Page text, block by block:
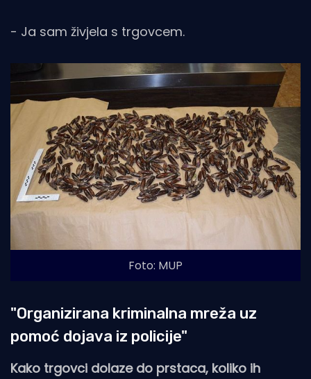
- Ja sam živjela s trgovcem.
Foto: MUP
"Organizirana kriminalna mreža uz
pomoć dojava iz policije"
Kako trgovci dolaze do prstaca, koliko ih